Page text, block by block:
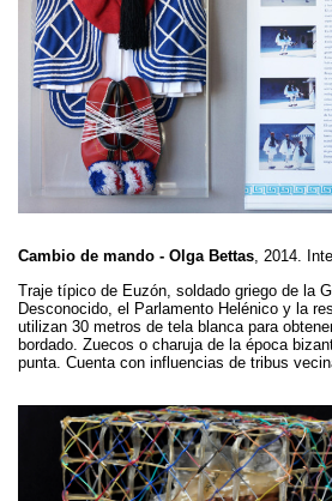
Cambio de mando - Olga Bettas, 2014.
Traje típico de Euzón, soldado griego de la
Desconocido, el Parlamento Helénico y la
utilizan 30 metros de tela blanca para
bordado. Zuecos o charuja de la época
punta. Cuenta con influencias de tribus